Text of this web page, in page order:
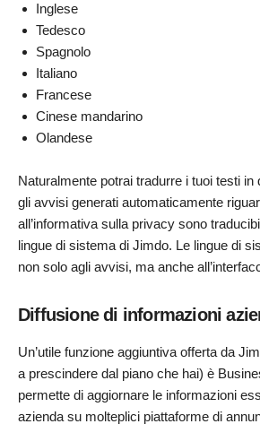
Inglese
Tedesco
Spagnolo
Italiano
Francese
Cinese mandarino
Olandese
Naturalmente potrai tradurre i tuoi testi in
gli avvisi generati automaticamente
all’informativa sulla privacy sono
lingue di sistema di Jimdo. Le lingue di
non solo agli avvisi, ma anche
Diffusione di informazioni
Un’utile funzione aggiuntiva offerta da
a prescindere dal piano che hai) è
permette di aggiornare le informazioni
azienda su molteplici piattaforme di